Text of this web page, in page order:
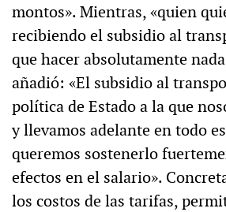
montos». Mientras, «quien
recibiendo el subsidio al
que hacer absolutamente
añadió: «El subsidio al
política de Estado a la que
y llevamos adelante en todo
queremos sostenerlo
efectos en el salario».
los costos de las tarifas,